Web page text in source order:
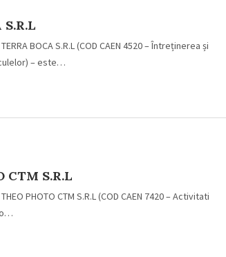
S.R.L
BOCA S.R.L (COD CAEN 4520 – Întreținerea și
– este…
CTM S.R.L
PHOTO CTM S.R.L (COD CAEN 7420 – Activitati